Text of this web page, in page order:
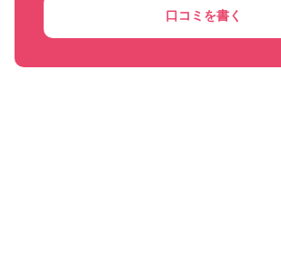
口コミを書く